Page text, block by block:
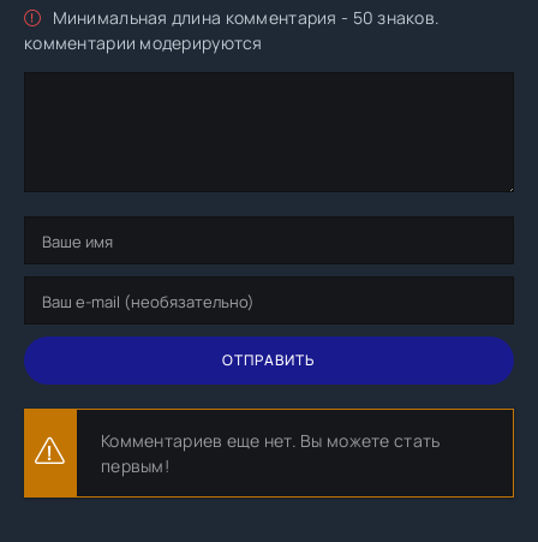
Минимальная длина комментария - 50 знаков.
комментарии модерируются
ОТПРАВИТЬ
Комментариев еще нет. Вы можете стать
первым!